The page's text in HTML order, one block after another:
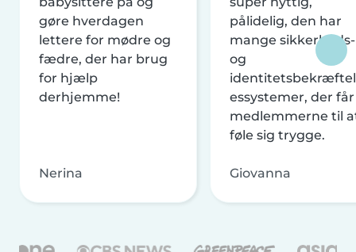
gøre hverdagen
lettere for mødre og
fædre, der har brug
for hjælp
derhjemme!
Nerina
pålidelig, den har
mange sikkerheds-
og
essystemer, der får
medlemmerne til
føle sig trygge.
Giovanna